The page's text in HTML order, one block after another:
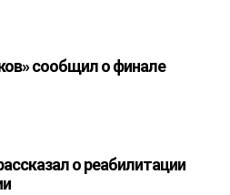
сообщил о финале
о реабилитации